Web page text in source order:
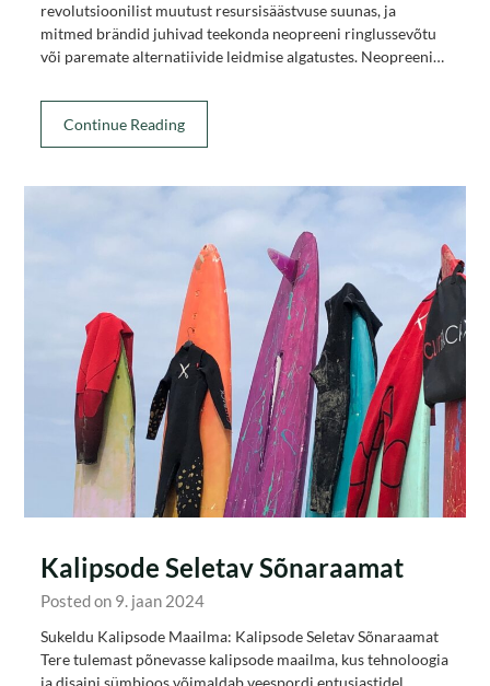
revolutsioonilist muutust resursisäästvuse suunas, ja
mitmed brändid juhivad teekonda neopreeni ringlussevõtu
või paremate alternatiivide leidmise algatustes. Neopreeni…
Continue Reading
Kalipsode Seletav Sõnaraamat
Posted on 9. jaan 2024
Sukeldu Kalipsode Maailma: Kalipsode Seletav Sõnaraamat
Tere tulemast põnevasse kalipsode maailma, kus tehnoloogia
ja disaini sümbioos võimaldab veespordi entusiastidel